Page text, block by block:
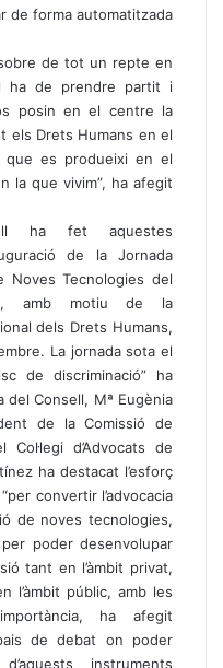
de forma automatitzada
de tot un repte en
ha de prendre partit i
posin en el centre la
els Drets Humans en el
que es produeixi en el
la que vivim”, ha afegit
ha fet aquestes
de la Jornada
Noves Tecnologies del
amb motiu de la
dels Drets Humans,
La jornada sota el
de discriminació” ha
Consell, Mª Eugènia
de la Comissió de
d’Advocats de
ha destacat l’esforç
convertir l’advocacia
de noves tecnologies,
poder desenvolupar
tant en l’àmbit privat,
l’àmbit públic, amb les
ha afegit
de debat on poder
instruments